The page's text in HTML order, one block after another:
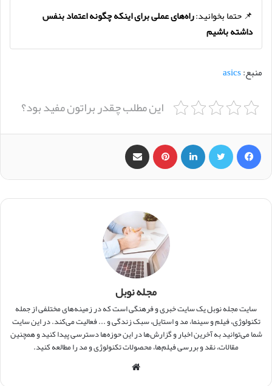
📌 حتما بخوانید:راه‌های عملی برای اینکه چگونه اعتماد بنفس
داشته باشیم
منبع:asics
این مطلب چقدر براتون مفید بود؟
‫پین‌ترست
مجله نوبل
سایت مجله نوبل یک سایت خبری و فرهنگی است که در زمینه‌های مختلفی از جمله
تکنولوژی، فیلم و سینما، مد و استایل، سبک زندگی و ... فعالیت می‌کند. در این سایت
شما می‌توانید به آخرین اخبار و گزارش‌ها در این حوزه‌ها دسترسی پیدا کنید و همچنین
مقالات، نقد و بررسی فیلم‌ها، محصولات تکنولوژی و مد را مطالعه کنید.